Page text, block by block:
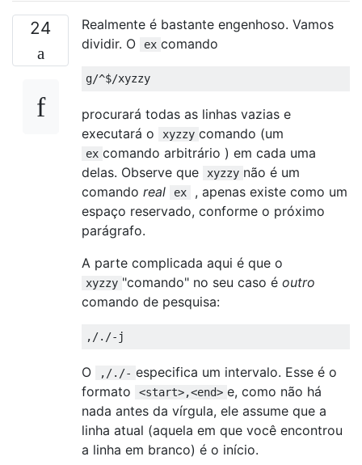
24
Realmente é bastante engenhoso. Vamos
dividir. O
ex comando
procurará todas as linhas vazias e
executará o
xyzzy comando (um
ex comando arbitrário ) em cada uma
delas. Observe que
xyzzy não é um
comando real ex
, apenas existe como um
espaço reservado, conforme o próximo
parágrafo.
A parte complicada aqui é que o
xyzzy "comando" no seu caso é outro
comando de pesquisa:
O ,/./- especifica um intervalo. Esse é o
formato
<start>,<end> e, como não há
nada antes da vírgula, ele assume que a
linha atual (aquela em que você encontrou
a linha em branco) é o início.